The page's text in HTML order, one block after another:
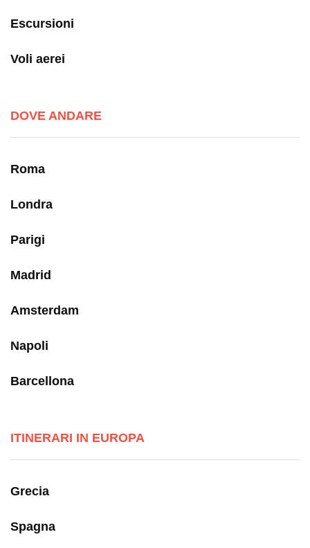
Escursioni
Voli aerei
DOVE ANDARE
Roma
Londra
Parigi
Madrid
Amsterdam
Napoli
Barcellona
ITINERARI IN EUROPA
Grecia
Spagna